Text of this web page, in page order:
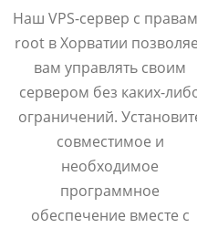
Наш VPS-сервер с
root в Хорватии
вам управлять своим
сервером без каких-
ограничений.
совместимое и
необходимое
программное
обеспечение вместе с